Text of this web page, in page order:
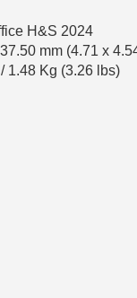
H&S 2024
mm (4.71 x
1.48 Kg (3.26 lbs)